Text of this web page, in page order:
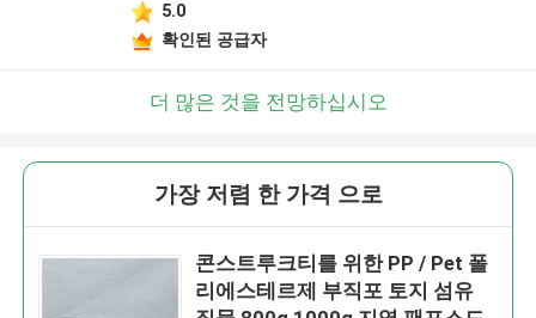
5.0
확인된 공급자
더 많은 것을 전망하십시오
가장 저렴 한 가격 으로
콘스트루크티를 위한 PP / Pet 폴
리에스테르제 부직포 토지 섬유